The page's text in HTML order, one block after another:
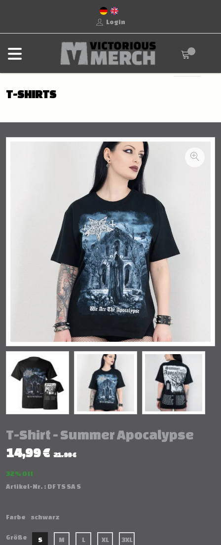
Login
T-SHIRTS
T-Shirt - Summer Apocalypse
14,99 € 21.99 €
32 % Off
Artikel-Nr. : DF TS SA S
Farbe schwarz
Größe S M L XL 3XL